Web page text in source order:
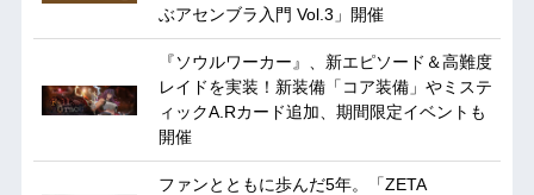
ぶアセンブラ入門 Vol.3」開催
『ソウルワーカー』、新エピソード＆高難度
レイドを実装！新装備「コア装備」やミステ
ィックA.Rカード追加、期間限定イベントも
開催
ファンとともに歩んだ5年。「ZETA